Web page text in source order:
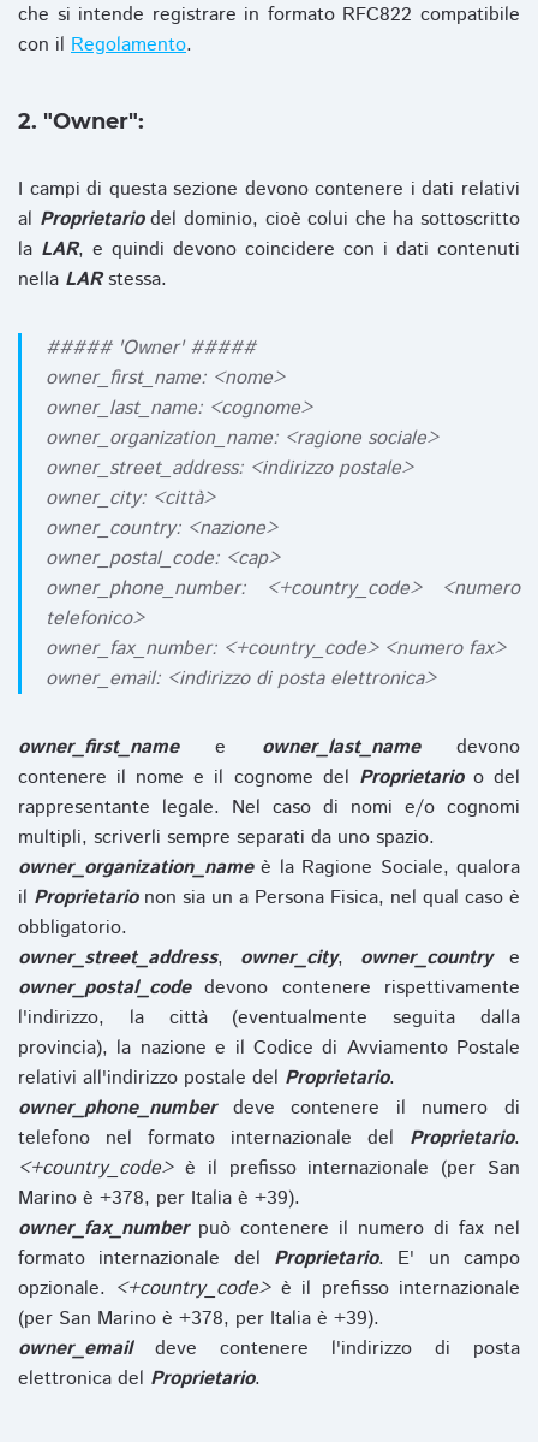
che si intende registrare in formato RFC822 compatibile
con il Regolamento.
2. "Owner":
I campi di questa sezione devono contenere i dati relativi
al Proprietariodel dominio, cioè colui che ha sottoscritto
la LAR, e quindi devono coincidere con i dati contenuti
nella LARstessa.
##### 'Owner' #####
owner_first_name: <nome>
owner_last_name: <cognome>
owner_organization_name: <ragione sociale>
owner_street_address: <indirizzo postale>
owner_city: <città>
owner_country: <nazione>
owner_postal_code: <cap>
owner_phone_number: <+country_code> <numero
telefonico>
owner_fax_number: <+country_code> <numero fax>
owner_email: <indirizzo di posta elettronica>
owner_first_namee owner_last_namedevono
contenere il nome e il cognome del Proprietarioo del
rappresentante legale. Nel caso di nomi e/o cognomi
multipli, scriverli sempre separati da uno spazio.
owner_organization_nameè la Ragione Sociale, qualora
il Proprietarionon sia un a Persona Fisica, nel qual caso è
obbligatorio.
owner_street_address, owner_city, owner_countrye
owner_postal_codedevono contenere rispettivamente
l'indirizzo, la città (eventualmente seguita dalla
provincia), la nazione e il Codice di Avviamento Postale
relativi all'indirizzo postale del Proprietario.
owner_phone_numberdeve contenere il numero di
telefono nel formato internazionale del Proprietario.
<+country_code>è il prefisso internazionale (per San
Marino è +378, per Italia è +39).
owner_fax_numberpuò contenere il numero di fax nel
formato internazionale del Proprietario. E' un campo
opzionale. <+country_code>è il prefisso internazionale
(per San Marino è +378, per Italia è +39).
owner_emaildeve contenere l'indirizzo di posta
elettronica del Proprietario.